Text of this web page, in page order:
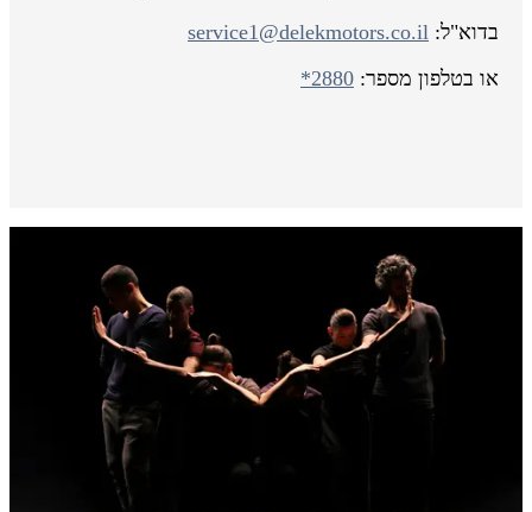
בדוא"ל:service1@delekmotors.co.il
או בטלפון מספר: *2880